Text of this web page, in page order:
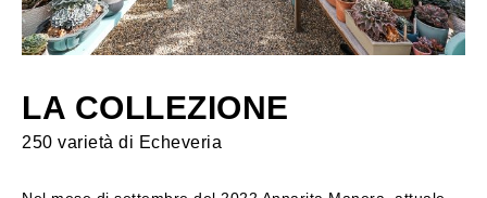
LA COLLEZIONE
250 varietà di Echeveria